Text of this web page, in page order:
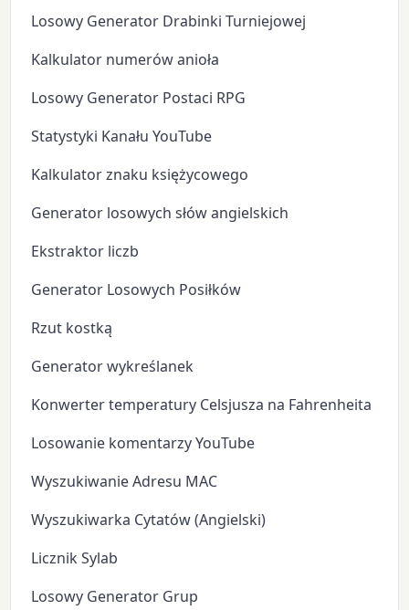
Losowy Generator Drabinki Turniejowej
Kalkulator numerów anioła
Losowy Generator Postaci RPG
Statystyki Kanału YouTube
Kalkulator znaku księżycowego
Generator losowych słów angielskich
Ekstraktor liczb
Generator Losowych Posiłków
Rzut kostką
Generator wykreślanek
Konwerter temperatury Celsjusza na Fahrenheita
Losowanie komentarzy YouTube
Wyszukiwanie Adresu MAC
Wyszukiwarka Cytatów (Angielski)
Licznik Sylab
Losowy Generator Grup